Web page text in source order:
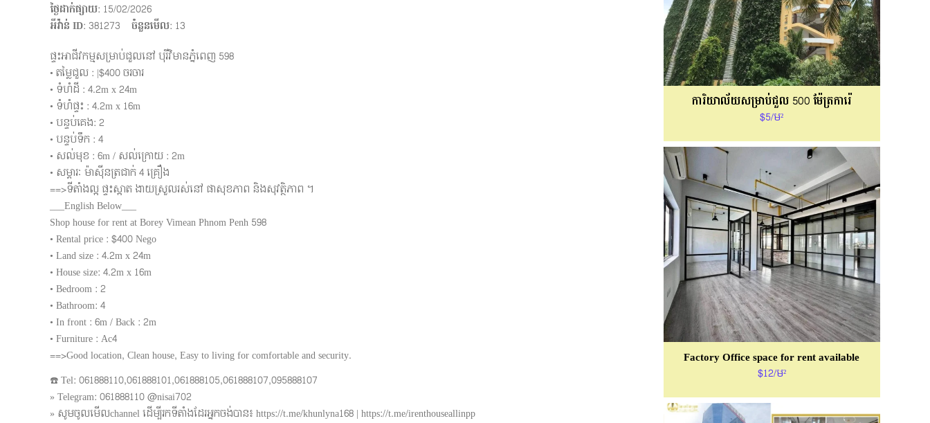
ថ្ងៃដាក់ផ្សាយ: 15/02/2026
អីវ៉ាន់ ID: 381273 ចំនួនមើល: 13
ផ្ទះអាជីវកម្មសម្រាប់ជួលនៅ បុរីវិមានភ្នំពេញ 598
• តម្លៃជួល : |$400 ចរចារ
• ទំហំដី : 4.2m x 24m
• ទំហំផ្ទះ : 4.2m x 16m
• បន្ទប់គេង: 2
• បន្ទប់ទឹក : 4
• សល់មុខ : 6m / សល់ក្រោយ : 2m
• សម្ភារៈ ម៉ាសុីនត្រជាក់ 4 គ្រឿង
==>ទីតាំងល្អ ផ្ទះស្អាត ងាយស្រួលរស់នៅ ផាសុខភាព និងសុវត្ថិភាព ។
___English Below___
Shop house for rent at Borey Vimean Phnom Penh 598
• Rental price : $400 Nego
• Land size : 4.2m x 24m
• House size: 4.2m x 16m
• Bedroom : 2
• Bathroom: 4
• In front : 6m / Back : 2m
• Furniture : Ac4
==>Good location, Clean house, Easy to living for comfortable and security.
☎️ Tel: 061888110,061888101,061888105,061888107,095888107
» Telegram: 061888110 @nisai702
» សូមចូលមើលchannel ដើម្បីរកទីតាំងដែរអ្នកចង់បាន៖ https://t.me/khunlyna168 | https://t.me/irenthouseallinpp
ការិយាល័យសម្រាប់ជួល 500 ម៉ែត្រការ៉េ
$5/ម²
Factory Office space for rent available
$12/ម²